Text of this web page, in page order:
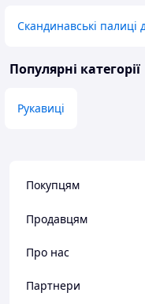
Скандинавські палиці
Популярні категорії
Рукавиці
Покупцям
Продавцям
Про нас
Партнери